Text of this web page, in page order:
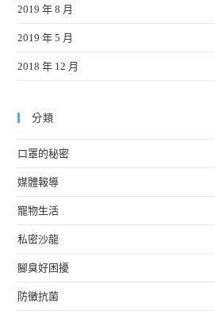
2019 年 8 月
2019 年 5 月
2018 年 12 月
分類
口罩的秘密
媒體報導
寵物生活
私密沙龍
腳臭好困擾
防黴抗菌